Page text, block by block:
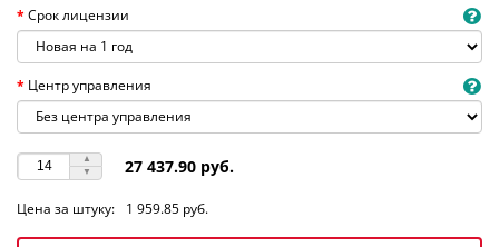
Срок лицензии
Центр управления
27 437.90 руб.
Цена за штуку: 1 959.85 руб.